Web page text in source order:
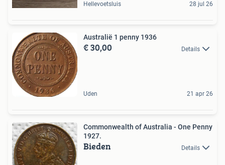
Hellevoetsluis 28 jul 26
Australië 1 penny 1936
€ 30,00 Details
Uden 21 apr 26
Commonwealth of Australia - One Penny
1927.
Bieden Details